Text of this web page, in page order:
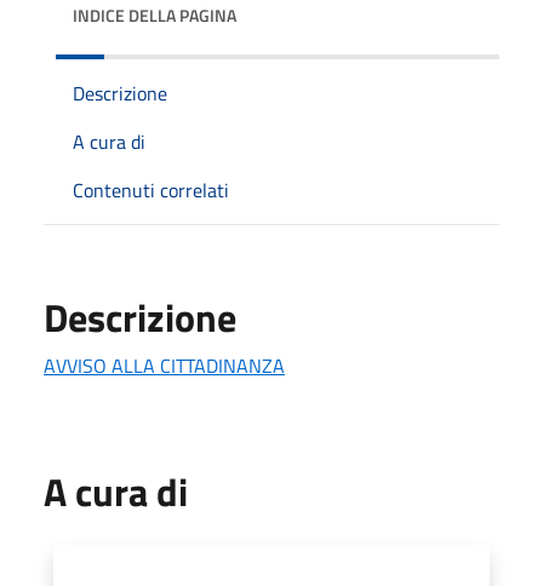
INDICE DELLA PAGINA
Descrizione
A cura di
Contenuti correlati
Descrizione
AVVISO ALLA CITTADINANZA
A cura di